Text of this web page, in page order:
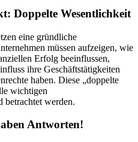
Doppelte Wesentlichkeit
eine gründliche
müssen aufzeigen, wie
Erfolg beeinflussen,
ihre Geschäftstätigkeiten
haben. Diese „doppelte
wichtigen
betrachtet werden.
Antworten!